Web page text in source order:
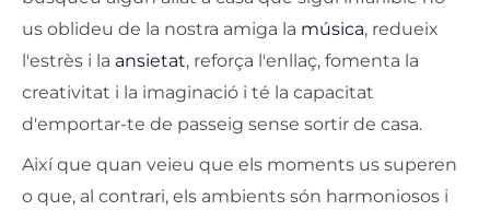
us oblideu de la nostra amiga la música, redueix
l'estrès i la ansietat, reforça l'enllaç, fomenta la
creativitat i la imaginació i té la capacitat
d'emportar-te de passeig sense sortir de casa.
Així que quan veieu que els moments us superen
o que, al contrari, els ambients són harmoniosos i